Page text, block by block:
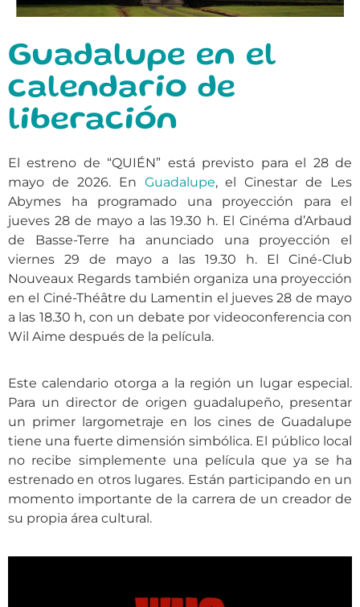
Guadalupe en el
calendario de
liberación
El estreno de “QUIÉN” está previsto para el 28 de
mayo de 2026. En Guadalupe, el Cinestar de Les
Abymes ha programado una proyección para el
jueves 28 de mayo a las 19.30 h. El Cinéma d’Arbaud
de Basse-Terre ha anunciado una proyección el
viernes 29 de mayo a las 19.30 h. El Ciné-Club
Nouveaux Regards también organiza una proyección
en el Ciné-Théâtre du Lamentin el jueves 28 de mayo
a las 18.30 h, con un debate por videoconferencia con
Wil Aime después de la película.
Este calendario otorga a la región un lugar especial.
Para un director de origen guadalupeño, presentar
un primer largometraje en los cines de Guadalupe
tiene una fuerte dimensión simbólica. El público local
no recibe simplemente una película que ya se ha
estrenado en otros lugares. Están participando en un
momento importante de la carrera de un creador de
su propia área cultural.